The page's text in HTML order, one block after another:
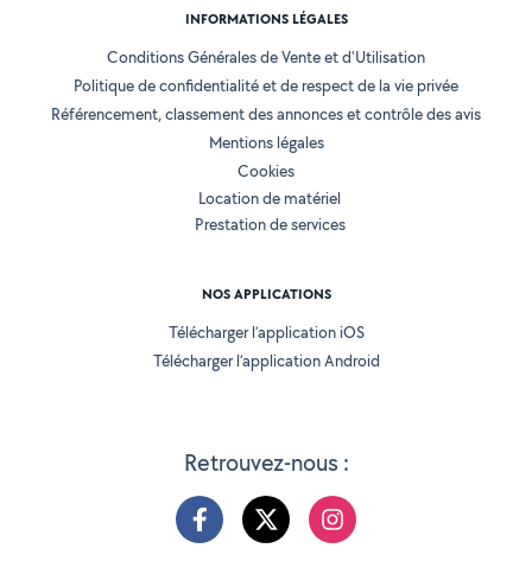
Retrouvez-nous :
INFORMATIONS LÉGALES
Conditions Générales de Vente et d'Utilisation
Politique de confidentialité et de respect de la vie privée
Référencement, classement des annonces et contrôle des avis
Mentions légales
Cookies
Location de matériel
Prestation de services
NOS APPLICATIONS
Télécharger l’application iOS
Télécharger l’application Android